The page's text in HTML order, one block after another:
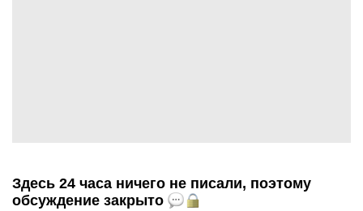
Здесь 24 часа ничего не писали, поэтому
обсуждение закрыто